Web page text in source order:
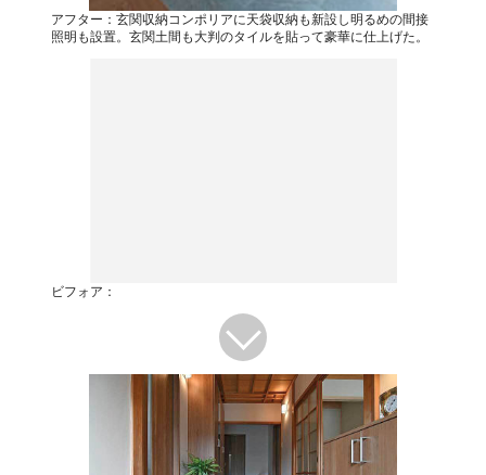
アフター：玄関収納コンポリアに天袋収納も新設し明るめの間接
照明も設置。玄関土間も大判のタイルを貼って豪華に仕上げた。
ビフォア：